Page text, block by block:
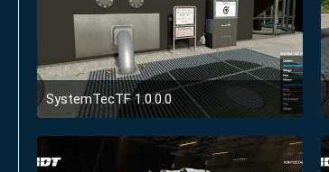
SystemTecTF 1.0.0.0
9. Januar 2022 um 18:02